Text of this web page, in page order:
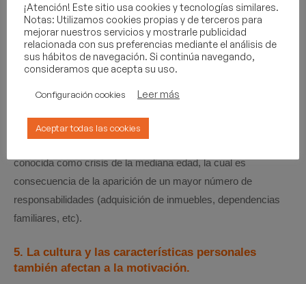
De hecho,los mayores niveles de motivación se producen
cuando los trabajadores alcanzan aproximadamente el
ecuador de su vida laboral,momento en el que se producen
grandes ascensos y oportunidades de aumentos en la
retribución salarial.
Esta época laboral suele coincidir con la época vital en el que
conocida como crisis de la mediana edad, la cual es
consecuencia de la aparición de un mayor número de
responsabilidades (adquisición de inmuebles, dependencias
familiares, etc).
5. La cultura y las características personales
también afectan a la motivación.
¡Atención! Este sitio usa cookies y tecnologías similares.
Notas: Utilizamos cookies propias y de terceros para
mejorar nuestros servicios y mostrarle publicidad
relacionada con sus preferencias mediante el análisis de
sus hábitos de navegación. Si continúa navegando,
consideramos que acepta su uso.
Configuración cookies Leer más
Aceptar todas las cookies